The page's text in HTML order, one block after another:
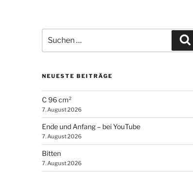
nach:
NEUESTE BEITRÄGE
C 96 cm²
7. August 2026
Ende und Anfang – bei YouTube
7. August 2026
Bitten
7. August 2026